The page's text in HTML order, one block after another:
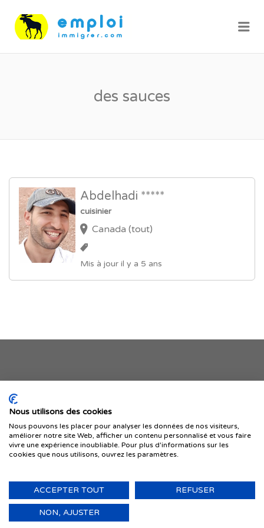
des sauces
Abdelhadi *****
cuisinier
Canada (tout)
Mis à jour il y a 5 ans
Je publie mon offre
© 1999-2026 IMMIGRER.COM INC. — TOUS DROITS RÉSERVÉS
Nous utilisons des cookies
Nous pouvons les placer pour analyser les données de nos visiteurs,
améliorer notre site Web, afficher un contenu personnalisé et vous faire
vivre une expérience inoubliable. Pour plus d'informations sur les
cookies que nous utilisons, ouvrez les paramètres.
ACCEPTER TOUT REFUSER
NON, AJUSTER